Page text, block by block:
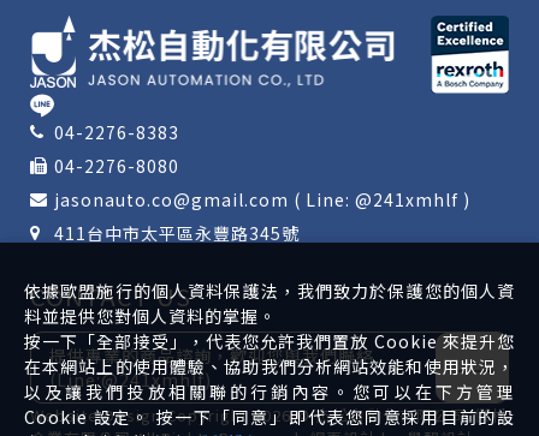
04-2276-8383
04-2276-8080
jasonauto.co@gmail.com ( Line: @241xmhlf )
411台中市太平區永豐路345號
CONTACT US
提供專業的商品諮詢，歡迎您與我們聯絡
(Line:@241xmhlf)
Website DesignCopyright 2026 © 杰松自動化有限公司/傑松
依據歐盟施行的個人資料保護法，我們致力於保護您的個人資
料並提供您對個人資料的掌握。
按一下「全部接受」，代表您允許我們置放 Cookie 來提升您
在本網站上的使用體驗、協助我們分析網站效能和使用狀況，
以及讓我們投放相關聯的行銷內容。您可以在下方管理
Cookie 設定。 按一下「同意」即代表您同意採用目前的設